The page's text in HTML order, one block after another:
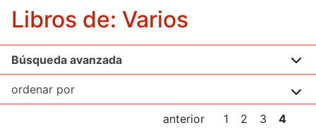
Libros de: Varios
Búsqueda avanzada
anterior 1 2 3 4